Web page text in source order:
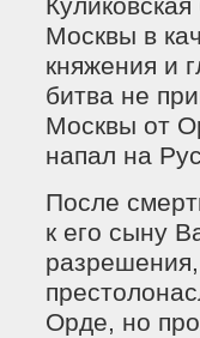
Москвы в
княжения и
битва не
Москвы от
напал на
После
к его сыну
Орде, но